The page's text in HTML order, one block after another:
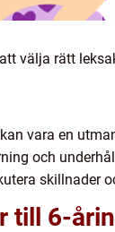
välja rätt
vara en
och
skillnader
till 6-